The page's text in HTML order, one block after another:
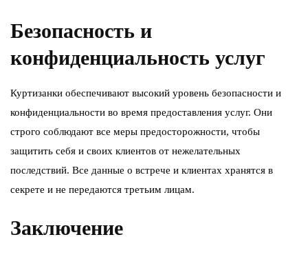
Безопасность и
конфиденциальность услуг
Куртизанки обеспечивают высокий уровень безопасности и
конфиденциальности во время предоставления услуг. Они
строго соблюдают все меры предосторожности, чтобы
защитить себя и своих клиентов от нежелательных
последствий. Все данные о встрече и клиентах хранятся в
секрете и не передаются третьим лицам.
Заключение